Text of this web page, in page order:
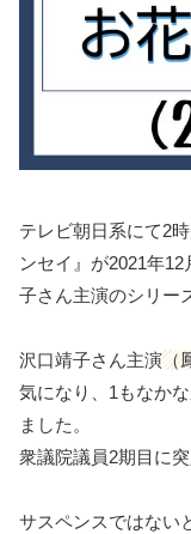
テレビ朝日系にて2
ンセイ』が2021年
子さん主演のシリー
沢口靖子さん主演（
気になり、1もなか
ました。
衆議院議員2期目に
サスペンスではない